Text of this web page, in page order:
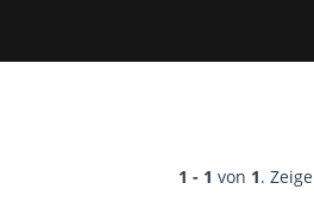
1 - 1 von 1. Zeige